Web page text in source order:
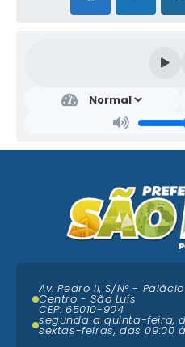
Av. Pedro II, S/N° -
Centro - São Luís
CEP: 65010-904
segunda a quinta-feira,
sextas-feiras, das 09:00